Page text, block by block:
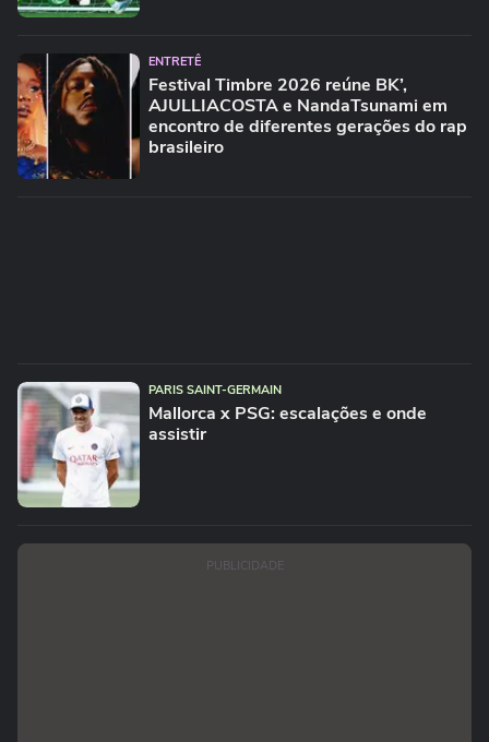
ENTRETÊ
Festival Timbre 2026 reúne BK’,
AJULLIACOSTA e NandaTsunami em
encontro de diferentes gerações do rap
brasileiro
PARIS SAINT-GERMAIN
Mallorca x PSG: escalações e onde
assistir
PUBLICIDADE